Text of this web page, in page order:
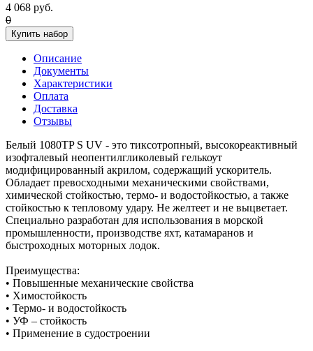
4 068 руб.
0
Купить набор
Описание
Документы
Характеристики
Оплата
Доставка
Отзывы
Белый 1080TP S UV - это тиксотропный, высокореактивный
изофталевый неопентилгликолевый гелькоут
модифицированный акрилом, содержащий ускоритель.
Обладает превосходными механическими свойствами,
химической стойкостью, термо- и водостойкостью, а также
стойкостью к тепловому удару. Не желтеет и не выцветает.
Специально разработан для использования в морской
промышленности, производстве яхт, катамаранов и
быстроходных моторных лодок.
Преимущества:
• Повышенные механические свойства
• Химостойкость
• Термо- и водостойкость
• УФ – стойкость
• Применение в судостроении